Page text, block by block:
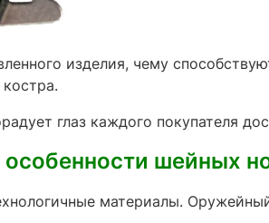
изделия, чему
глаз каждого покупателя
особенности шейных
материалы.